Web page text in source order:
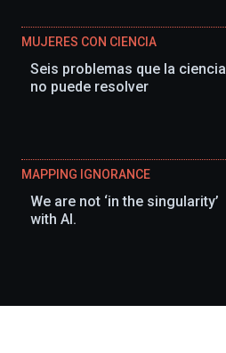
MUJERES CON CIENCIA
Seis problemas que la ciencia
no puede resolver
MAPPING IGNORANCE
We are not ‘in the singularity’
with AI.